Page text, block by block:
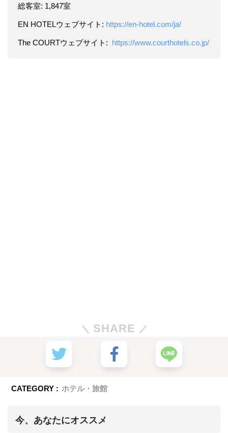
総客室: 1,847室
EN HOTELウェブサイト: https://en-hotel.com/ja/
The COURTウェブサイト: https://www.courthotels.co.jp/
SHARE
CATEGORY : ホテル・旅館
今、あなたにオススメ